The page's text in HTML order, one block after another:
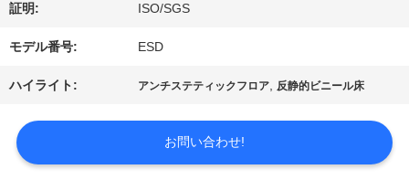
た
し
ち
証明: ISO/SGS
モデル番号: ESD
ハイライト: アンチステティックフロア, 反静的ビニール床
お問い合わせ!